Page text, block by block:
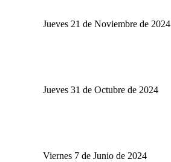
Jueves 21 de Noviembre de 2024
Jueves 31 de Octubre de 2024
Viernes 7 de Junio de 2024